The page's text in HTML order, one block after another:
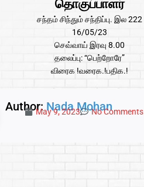
தொகுப்பாளர்
சந்தம் சிந்தும் சந்திப்பு. இல 222
16/05/23
செவ்வாய் இரவு 8.00
தலைப்பு: “பெற்றோரே”
விரைக !வரைக.!பதிக.!
Author:Nada Mohan
May 9, 2023 No Comments